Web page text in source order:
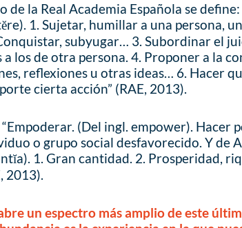
de la Real Academia Española se define:
1. Sujetar, humillar a una persona,
subyugar… 3. Subordinar el
los de otra persona. 4. Proponer a la
reflexiones u otras ideas… 6. Hacer
cierta acción” (RAE, 2013).
(Del ingl. empower). Hacer
o grupo social desfavorecido. Y de
1. Gran cantidad. 2. Prosperidad,
2013).
un espectro más amplio de este